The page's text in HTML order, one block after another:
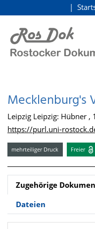
zum Inhalt
Mecklenburg's
Leipzig Leipzig: Hübner ,
https://purl.uni-
mehrteiliger Druck Freier
Zugehörige
Dateien